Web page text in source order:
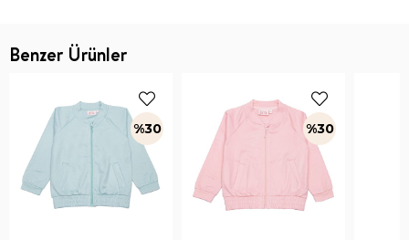
Benzer Ürünler
%30 %30